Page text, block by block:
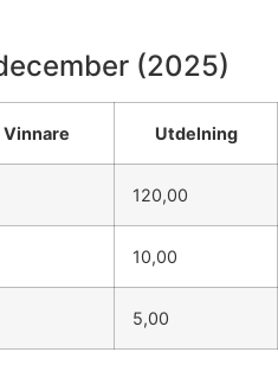
(2025)
Utdelning
120,00
10,00
5,00